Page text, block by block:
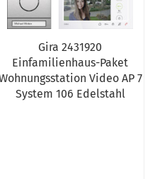
Gira 2431920
Einfamilienhaus-Paket
Video AP 7
System 106 Edelstahl